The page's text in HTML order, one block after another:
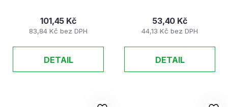
83,84 Kč bez DPH
101,45 Kč
DETAIL
44,13 Kč bez DPH
53,40 Kč
DETAIL